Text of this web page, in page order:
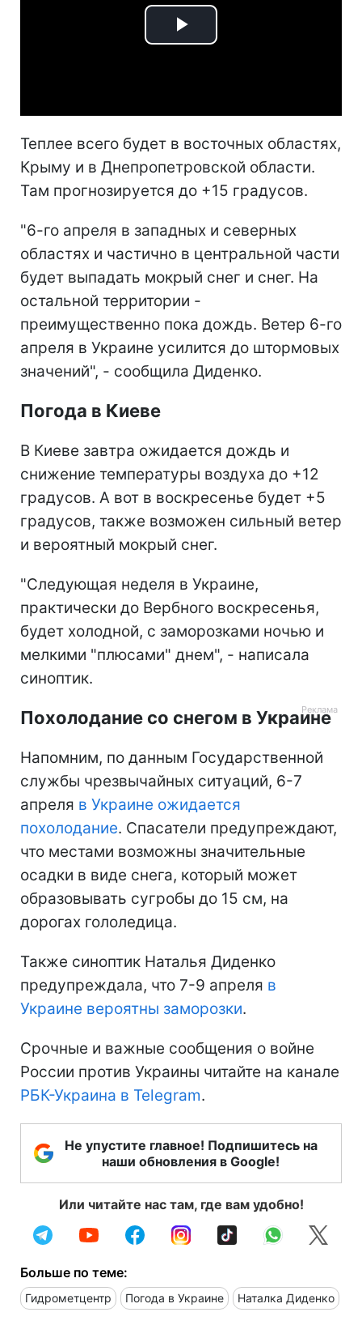
Play
Теплее всего будет в восточных областях,
Крыму и в Днепропетровской области.
Там прогнозируется до +15 градусов.
"6-го апреля в западных и северных
областях и частично в центральной части
будет выпадать мокрый снег и снег. На
остальной территории -
преимущественно пока дождь. Ветер 6-го
апреля в Украине усилится до штормовых
значений", - сообщила Диденко.
Погода в Киеве
В Киеве завтра ожидается дождь и
снижение температуры воздуха до +12
градусов. А вот в воскресенье будет +5
градусов, также возможен сильный ветер
и вероятный мокрый снег.
"Следующая неделя в Украине,
практически до Вербного воскресенья,
будет холодной, с заморозками ночью и
мелкими "плюсами" днем", - написала
синоптик.
Похолодание со снегом в Украине
Напомним, по данным Государственной
службы чрезвычайных ситуаций, 6-7
апреля в Украине ожидается
похолодание. Спасатели предупреждают,
что местами возможны значительные
осадки в виде снега, который может
образовывать сугробы до 15 см, на
дорогах гололедица.
Также синоптик Наталья Диденко
предупреждала, что 7-9 апреля в
Украине вероятны заморозки.
Срочные и важные сообщения о войне
России против Украины читайте на канале
РБК-Украина в Telegram.
Не упустите главное! Подпишитесь на
наши обновления в Google!
Или читайте нас там, где вам удобно!
Больше по теме:
Гидрометцентр Погода в Украине Наталка Диденко